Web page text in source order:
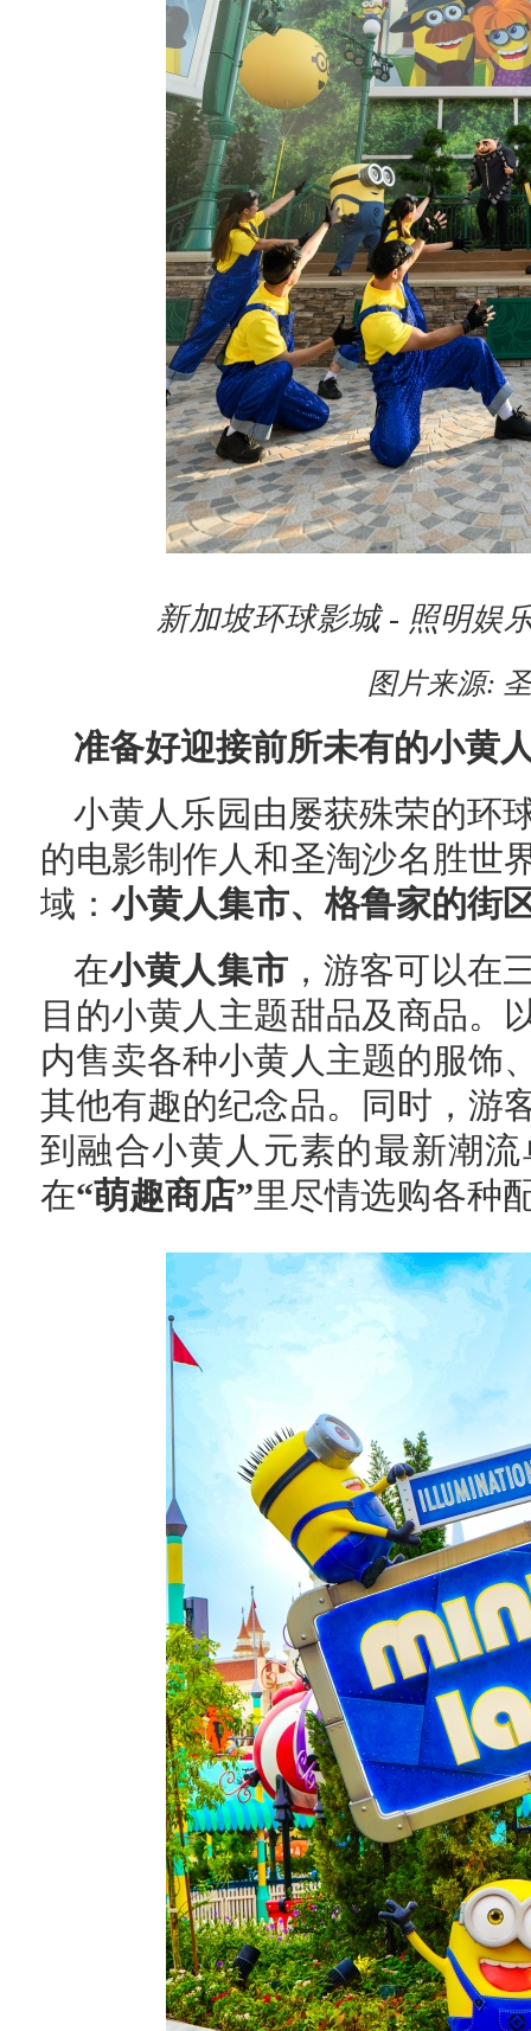
新加坡环球影城 - 照明娱
图片来源:
准备好迎接前所未有的小黄
小黄人乐园由屡获殊荣的环
的电影制作人和圣淘沙名胜世
域： 小黄人集市、格鲁家的街
在小黄人集市，游客可以在
目的小黄人主题甜品及商品。
内售卖各种小黄人主题的服饰
其他有趣的纪念品。同时，游
到融合小黄人元素的最新潮
在“萌趣商店”里尽情选购各种